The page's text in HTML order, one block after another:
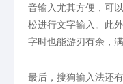
音输入尤其方便，可
松进行文字输入。此
字时也能游刃有余，
最后，搜狗输入法还